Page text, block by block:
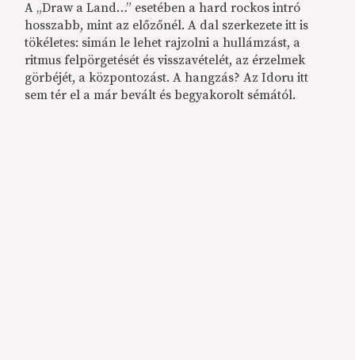
A „Draw a Land…” esetében a hard rockos intró
hosszabb, mint az előzőnél. A dal szerkezete itt is
tökéletes: simán le lehet rajzolni a hullámzást, a
ritmus felpörgetését és visszavételét, az érzelmek
görbéjét, a központozást. A hangzás? Az Idoru itt
sem tér el a már bevált és begyakorolt sémától.